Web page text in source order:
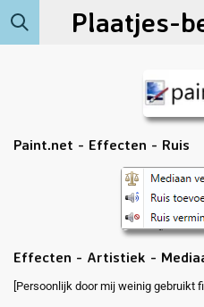
Ga
direct
Plaatjes-
Paint.net - Effecten - Ruis
Effecten - Artistiek -
[Persoonlijk door mij weinig gebruikt